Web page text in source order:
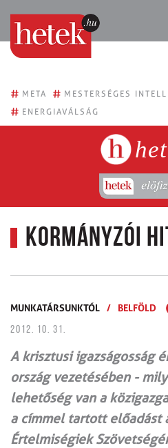
# META # MESTERSÉGES
# ENERGIAVÁLSÁG
Kormányzói
MUNKATÁRSUNKTÓL / BELFÖLD
2012. 10. 31.
A krisztusi igazságosság
ország vezetésében -
lehetőség van a
a címmel tartott előadást
Értelmiségiek